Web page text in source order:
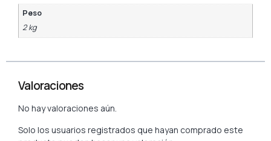
Peso
2 kg
Valoraciones
No hay valoraciones aún.
Solo los usuarios registrados que hayan comprado este